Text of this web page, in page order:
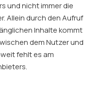
und nicht immer die
Allein durch den Aufruf
Inhalte kommt
dem Nutzer und
fehlt es am